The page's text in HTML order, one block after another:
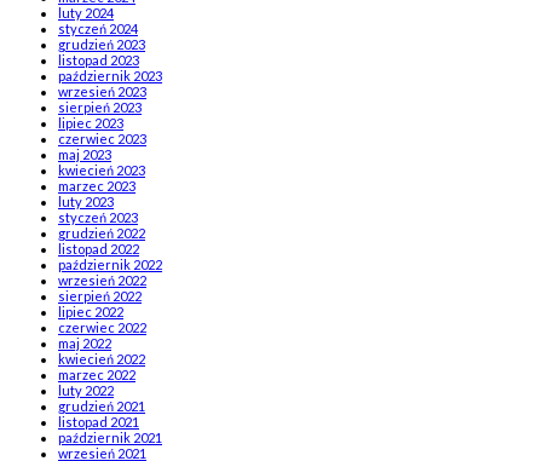
luty 2024
styczeń 2024
grudzień 2023
listopad 2023
październik 2023
wrzesień 2023
sierpień 2023
lipiec 2023
czerwiec 2023
maj 2023
kwiecień 2023
marzec 2023
luty 2023
styczeń 2023
grudzień 2022
listopad 2022
październik 2022
wrzesień 2022
sierpień 2022
lipiec 2022
czerwiec 2022
maj 2022
kwiecień 2022
marzec 2022
luty 2022
grudzień 2021
listopad 2021
październik 2021
wrzesień 2021